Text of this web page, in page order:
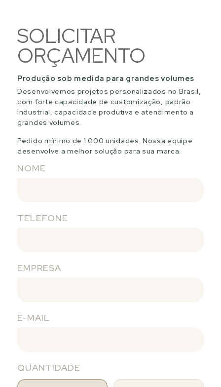
SOLICITAR
ORÇAMENTO
Produção sob medida para grandes volumes
Desenvolvemos projetos personalizados no Brasil,
com forte capacidade de customização, padrão
industrial, capacidade produtiva e atendimento a
grandes volumes.
Pedido mínimo de 1.000 unidades. Nossa equipe
desenvolve a melhor solução para sua marca.
NOME
TELEFONE
EMPRESA
E-MAIL
QUANTIDADE